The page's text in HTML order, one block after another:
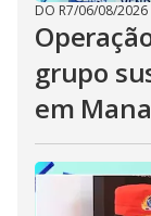
DO R7/06/08/2026
grupo
em